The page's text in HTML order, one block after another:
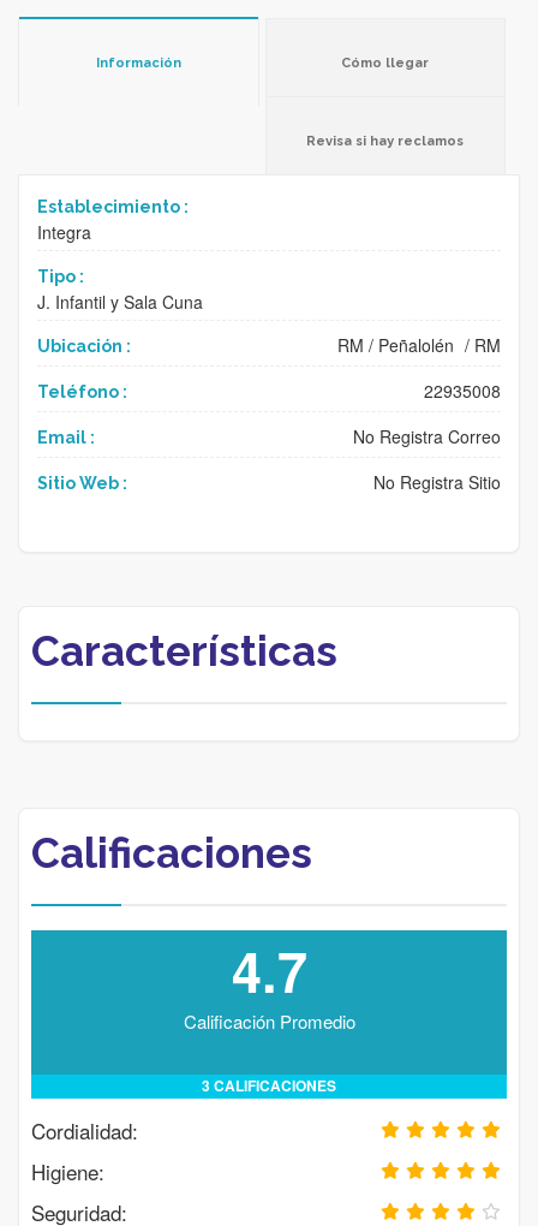
Información Cómo llegar
Revisa si hay reclamos
Establecimiento :
Integra
Tipo :
J. Infantil y Sala Cuna
Ubicación : RM / Peñalolén / RM
Teléfono : 22935008
Email : No Registra Correo
Sitio Web : No Registra Sitio
Características
Calificaciones
4.7
Calificación Promedio
3 CALIFICACIONES
Cordialidad:
Higiene:
Seguridad: